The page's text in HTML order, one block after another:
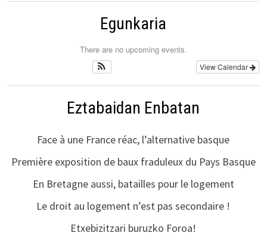
Egunkaria
There are no upcoming events.
View Calendar
Eztabaidan Enbatan
Face à une France réac, l’alternative basque
Première exposition de baux fraduleux du Pays Basque
En Bretagne aussi, batailles pour le logement
Le droit au logement n’est pas secondaire !
Etxebizitzari buruzko Foroa!